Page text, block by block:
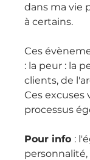
dans ma vie
à certains.
Ces
: la peur : la
clients, de
Ces
processus
Pour info :